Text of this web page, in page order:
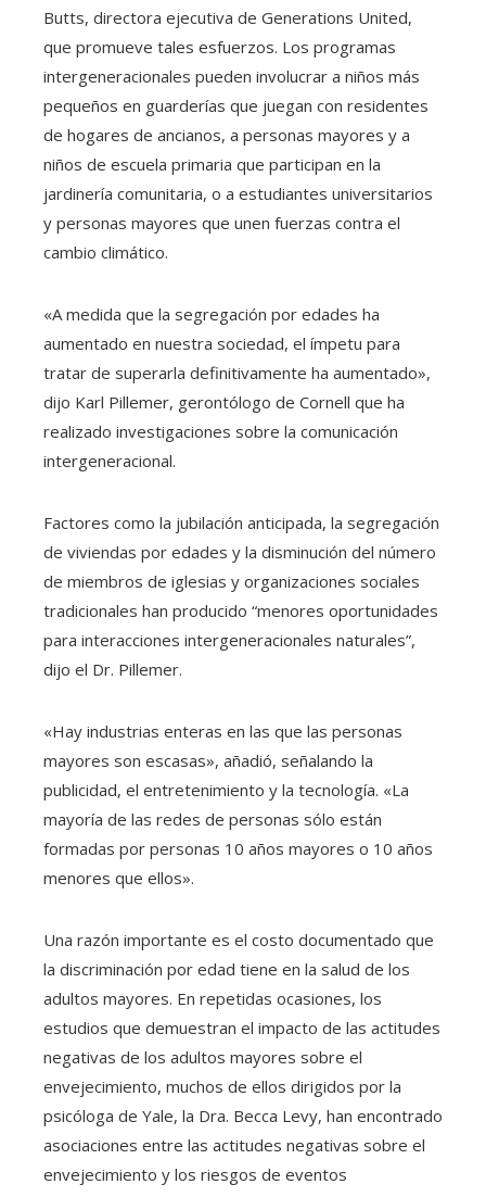
Butts, directora ejecutiva de Generations United,
que promueve tales esfuerzos. Los programas
intergeneracionales pueden involucrar a niños más
pequeños en guarderías que juegan con residentes
de hogares de ancianos, a personas mayores y a
niños de escuela primaria que participan en la
jardinería comunitaria, o a estudiantes universitarios
y personas mayores que unen fuerzas contra el
cambio climático.
«A medida que la segregación por edades ha
aumentado en nuestra sociedad, el ímpetu para
tratar de superarla definitivamente ha aumentado»,
dijo Karl Pillemer, gerontólogo de Cornell que ha
realizado investigaciones sobre la comunicación
intergeneracional.
Factores como la jubilación anticipada, la segregación
de viviendas por edades y la disminución del número
de miembros de iglesias y organizaciones sociales
tradicionales han producido “menores oportunidades
para interacciones intergeneracionales naturales”,
dijo el Dr. Pillemer.
«Hay industrias enteras en las que las personas
mayores son escasas», añadió, señalando la
publicidad, el entretenimiento y la tecnología. «La
mayoría de las redes de personas sólo están
formadas por personas 10 años mayores o 10 años
menores que ellos».
Una razón importante es el costo documentado que
la discriminación por edad tiene en la salud de los
adultos mayores. En repetidas ocasiones, los
estudios que demuestran el impacto de las actitudes
negativas de los adultos mayores sobre el
envejecimiento, muchos de ellos dirigidos por la
psicóloga de Yale, la Dra. Becca Levy, han encontrado
asociaciones entre las actitudes negativas sobre el
envejecimiento y los riesgos de eventos